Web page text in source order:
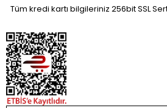
Tüm kredi kartı bilgileriniz 256bit SSL